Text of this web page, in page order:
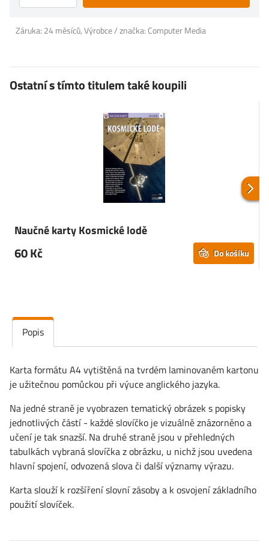
Záruka: 24 měsíců, Výrobce / značka: Computer Media
Ostatní s tímto titulem také koupili
Naučné karty Kosmické lodě
60 Kč Do košíku
Popis
Karta formátu A4 vytištěná na tvrdém laminovaném kartonu
je užitečnou pomůckou při výuce anglického jazyka.
Na jedné straně je vyobrazen tematický obrázek s popisky
jednotlivých částí - každé slovíčko je vizuálně znázorněno a
učení je tak snazší. Na druhé straně jsou v přehledných
tabulkách vybraná slovíčka z obrázku, u nichž jsou uvedena
hlavní spojení, odvozená slova či další významy výrazu.
Karta slouží k rozšíření slovní zásoby a k osvojení základního
použití slovíček.